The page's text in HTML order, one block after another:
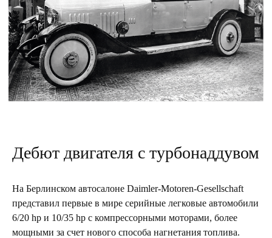
Дебют двигателя с турбонаддувом
На Берлинском автосалоне Daimler-Motoren-Gesellschaft
представил первые в мире серийные легковые автомобили
6/20 hp и 10/35 hp с компрессорными моторами, более
мощными за счет нового способа нагнетания топлива.